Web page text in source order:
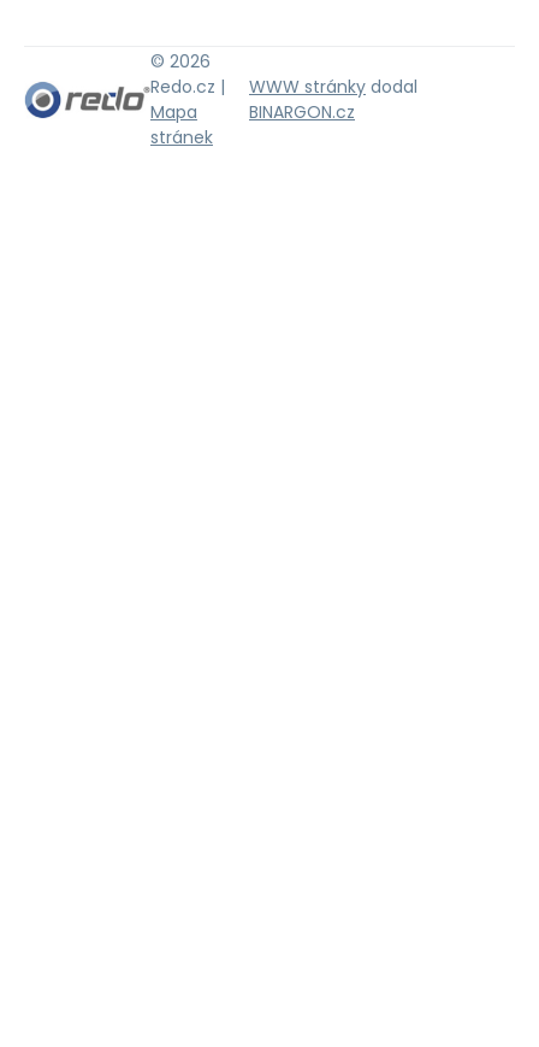
© 2026
Redo.cz |
Mapa
stránek
WWW stránky dodal
BINARGON.cz